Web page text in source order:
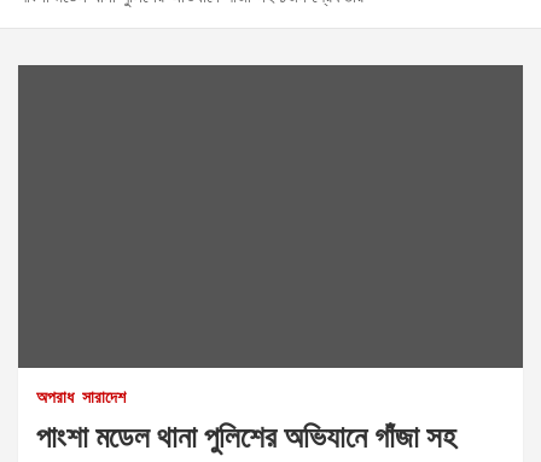
অপরাধ সারাদেশ
পাংশা মডেল থানা পুলিশের অভিযানে গাঁজা সহ